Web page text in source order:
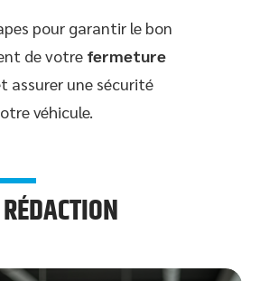
pour garantir le bon
de votre fermeture
assurer une sécurité
véhicule.